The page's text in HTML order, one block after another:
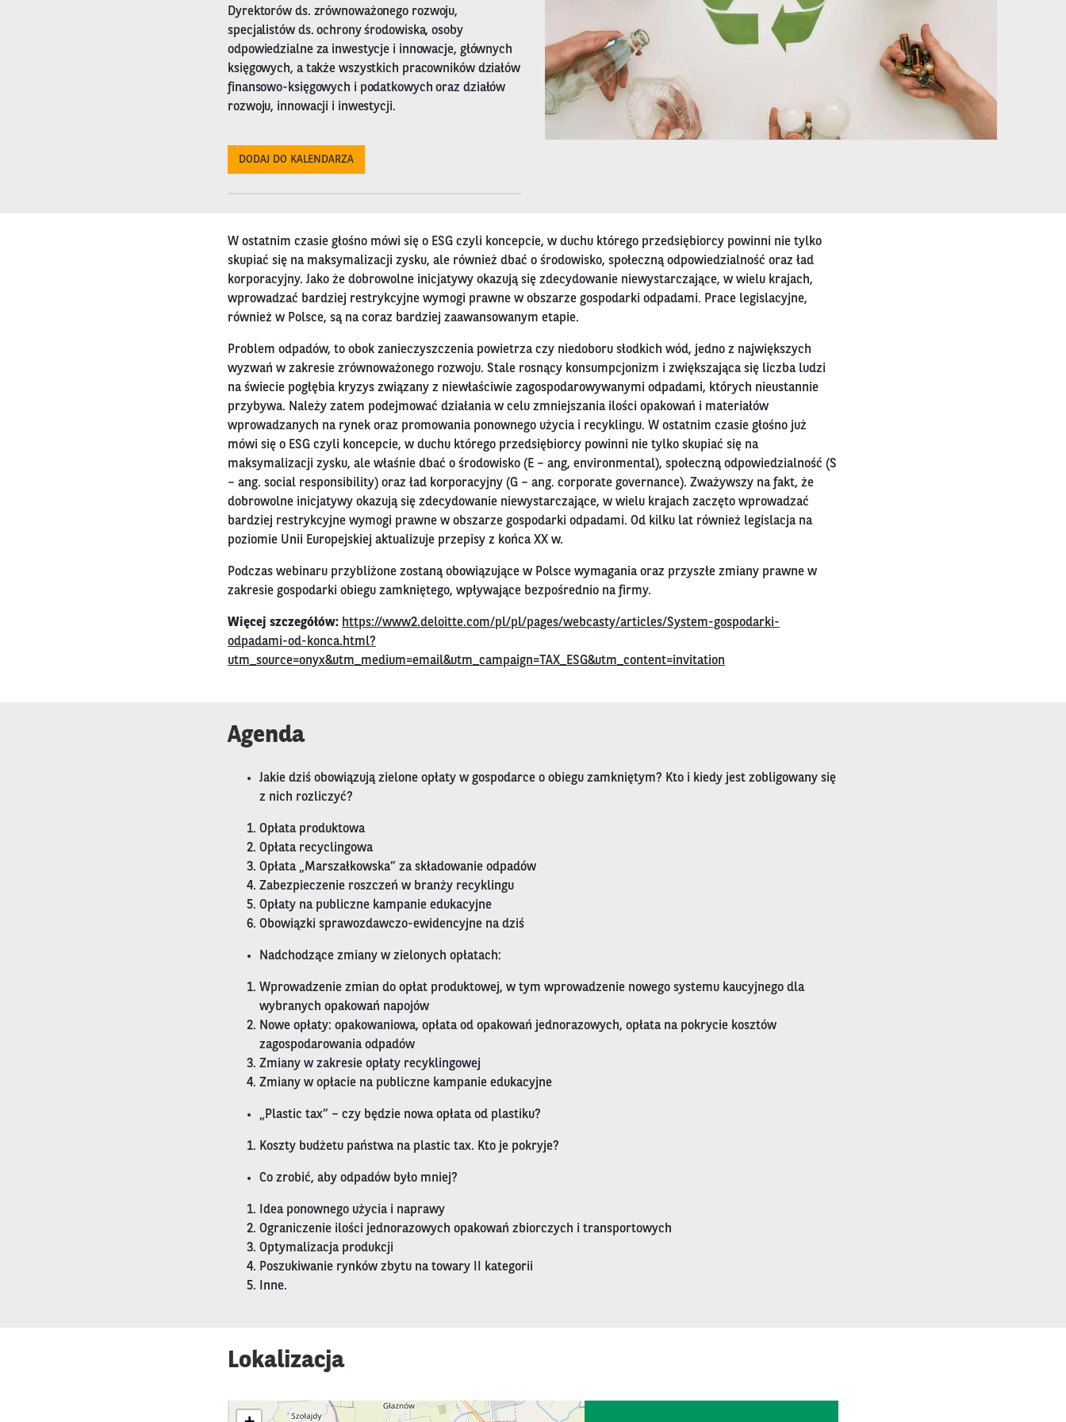
Dyrektorów ds. zrównoważonego rozwoju,
specjalistów ds. ochrony środowiska, osoby
odpowiedzialne za inwestycje i innowacje, głównych
księgowych, a także wszystkich pracowników działów
finansowo-księgowych i podatkowych oraz działów
rozwoju, innowacji i inwestycji.
DODAJ DO KALENDARZA
W ostatnim czasie głośno mówi się o ESG czyli koncepcie, w duchu którego przedsiębiorcy powinni nie tylko
skupiać się na maksymalizacji zysku, ale również dbać o środowisko, społeczną odpowiedzialność oraz ład
korporacyjny. Jako że dobrowolne inicjatywy okazują się zdecydowanie niewystarczające, w wielu krajach,
wprowadzać bardziej restrykcyjne wymogi prawne w obszarze gospodarki odpadami. Prace legislacyjne,
również w Polsce, są na coraz bardziej zaawansowanym etapie.
Problem odpadów, to obok zanieczyszczenia powietrza czy niedoboru słodkich wód, jedno z największych
wyzwań w zakresie zrównoważonego rozwoju. Stale rosnący konsumpcjonizm i zwiększająca się liczba ludzi
na świecie pogłębia kryzys związany z niewłaściwie zagospodarowywanymi odpadami, których nieustannie
przybywa. Należy zatem podejmować działania w celu zmniejszania ilości opakowań i materiałów
wprowadzanych na rynek oraz promowania ponownego użycia i recyklingu. W ostatnim czasie głośno już
mówi się o ESG czyli koncepcie, w duchu którego przedsiębiorcy powinni nie tylko skupiać się na
maksymalizacji zysku, ale właśnie dbać o środowisko (E – ang, environmental), społeczną odpowiedzialność (S
– ang. social responsibility) oraz ład korporacyjny (G – ang. corporate governance). Zważywszy na fakt, że
dobrowolne inicjatywy okazują się zdecydowanie niewystarczające, w wielu krajach zaczęto wprowadzać
bardziej restrykcyjne wymogi prawne w obszarze gospodarki odpadami. Od kilku lat również legislacja na
poziomie Unii Europejskiej aktualizuje przepisy z końca XX w.
Podczas webinaru przybliżone zostaną obowiązujące w Polsce wymagania oraz przyszłe zmiany prawne w
zakresie gospodarki obiegu zamkniętego, wpływające bezpośrednio na firmy.
Więcej szczegółów: https://www2.deloitte.com/pl/pl/pages/webcasty/articles/System-gospodarki-
odpadami-od-konca.html?
utm_source=onyx&utm_medium=email&utm_campaign=TAX_ESG&utm_content=invitation
Agenda
Jakie dziś obowiązują zielone opłaty w gospodarce o obiegu zamkniętym? Kto i kiedy jest zobligowany się
z nich rozliczyć?
Opłata produktowa
Opłata recyclingowa
Opłata „Marszałkowska” za składowanie odpadów
Zabezpieczenie roszczeń w branży recyklingu
Opłaty na publiczne kampanie edukacyjne
Obowiązki sprawozdawczo-ewidencyjne na dziś
Nadchodzące zmiany w zielonych opłatach:
Wprowadzenie zmian do opłat produktowej, w tym wprowadzenie nowego systemu kaucyjnego dla
wybranych opakowań napojów
Nowe opłaty: opakowaniowa, opłata od opakowań jednorazowych, opłata na pokrycie kosztów
zagospodarowania odpadów
Zmiany w zakresie opłaty recyklingowej
Zmiany w opłacie na publiczne kampanie edukacyjne
„Plastic tax” – czy będzie nowa opłata od plastiku?
Koszty budżetu państwa na plastic tax. Kto je pokryje?
Co zrobić, aby odpadów było mniej?
Idea ponownego użycia i naprawy
Ograniczenie ilości jednorazowych opakowań zbiorczych i transportowych
Optymalizacja produkcji
Poszukiwanie rynków zbytu na towary II kategorii
Inne.
Lokalizacja